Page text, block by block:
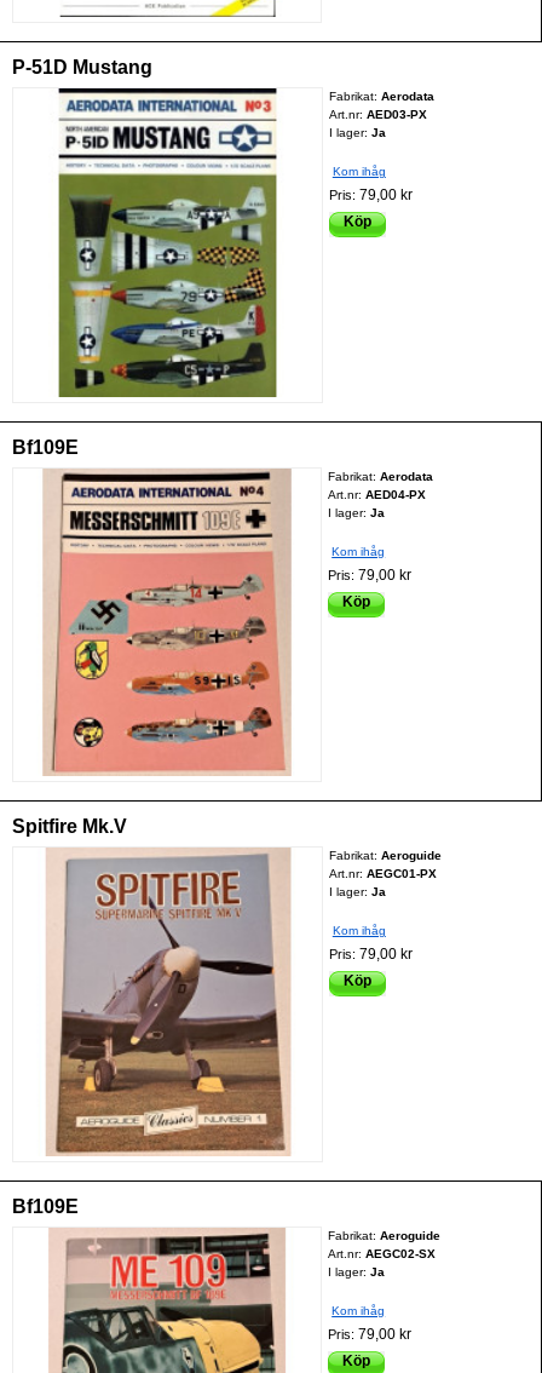
P-51D Mustang
Fabrikat: Aerodata
Art.nr: AED03-PX
I lager: Ja
Kom ihåg
Pris: 79,00 kr
Köp
Bf109E
Fabrikat:Aerodata
Art.nr:AED04-PX
I lager: Ja
Kom ihåg
Pris:79,00 kr
Köp
Spitfire Mk.V
Fabrikat: Aeroguide
Art.nr: AEGC01-PX
I lager: Ja
Kom ihåg
Pris: 79,00 kr
Köp
Bf109E
Fabrikat:Aeroguide
Art.nr:AEGC02-SX
I lager: Ja
Kom ihåg
Pris:79,00 kr
Köp